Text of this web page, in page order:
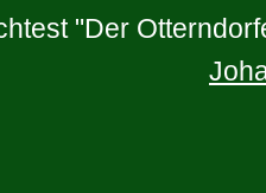
"Der